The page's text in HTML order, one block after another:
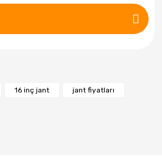
16 inç jant jant fiyatları